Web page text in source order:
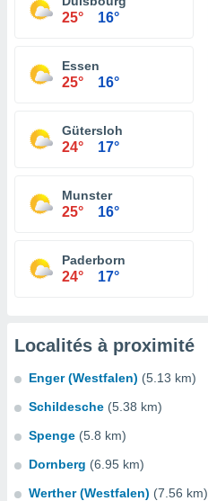
25° 16°
Essen
25° 16°
Gütersloh
24° 17°
Munster
25° 16°
Paderborn
24° 17°
Localités à proximité
Enger (Westfalen) (5.13 km)
Schildesche (5.38 km)
Spenge (5.8 km)
Dornberg (6.95 km)
Werther (Westfalen) (7.56 km)